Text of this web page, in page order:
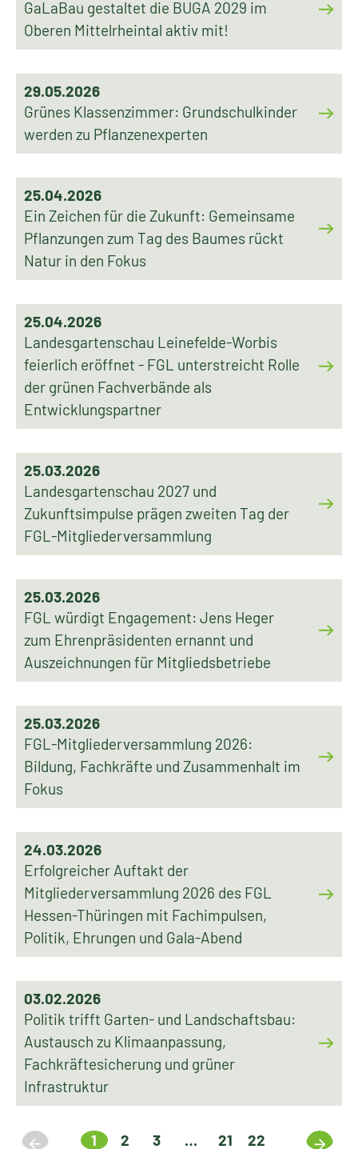
GaLaBau gestaltet die BUGA 2029 im
Oberen Mittelrheintal aktiv mit!
29.05.2026
Grünes Klassenzimmer: Grundschulkinder
werden zu Pflanzenexperten
25.04.2026
Ein Zeichen für die Zukunft: Gemeinsame
Pflanzungen zum Tag des Baumes rückt
Natur in den Fokus
25.04.2026
Landesgartenschau Leinefelde-Worbis
feierlich eröffnet - FGL unterstreicht Rolle
der grünen Fachverbände als
Entwicklungspartner
25.03.2026
Landesgartenschau 2027 und
Zukunftsimpulse prägen zweiten Tag der
FGL-Mitgliederversammlung
25.03.2026
FGL würdigt Engagement: Jens Heger
zum Ehrenpräsidenten ernannt und
Auszeichnungen für Mitgliedsbetriebe
25.03.2026
FGL-Mitgliederversammlung 2026:
Bildung, Fachkräfte und Zusammenhalt im
Fokus
24.03.2026
Erfolgreicher Auftakt der
Mitgliederversammlung 2026 des FGL
Hessen-Thüringen mit Fachimpulsen,
Politik, Ehrungen und Gala-Abend
03.02.2026
Politik trifft Garten- und Landschaftsbau:
Austausch zu Klimaanpassung,
Fachkräftesicherung und grüner
Infrastruktur
1 2 3 … 21 22